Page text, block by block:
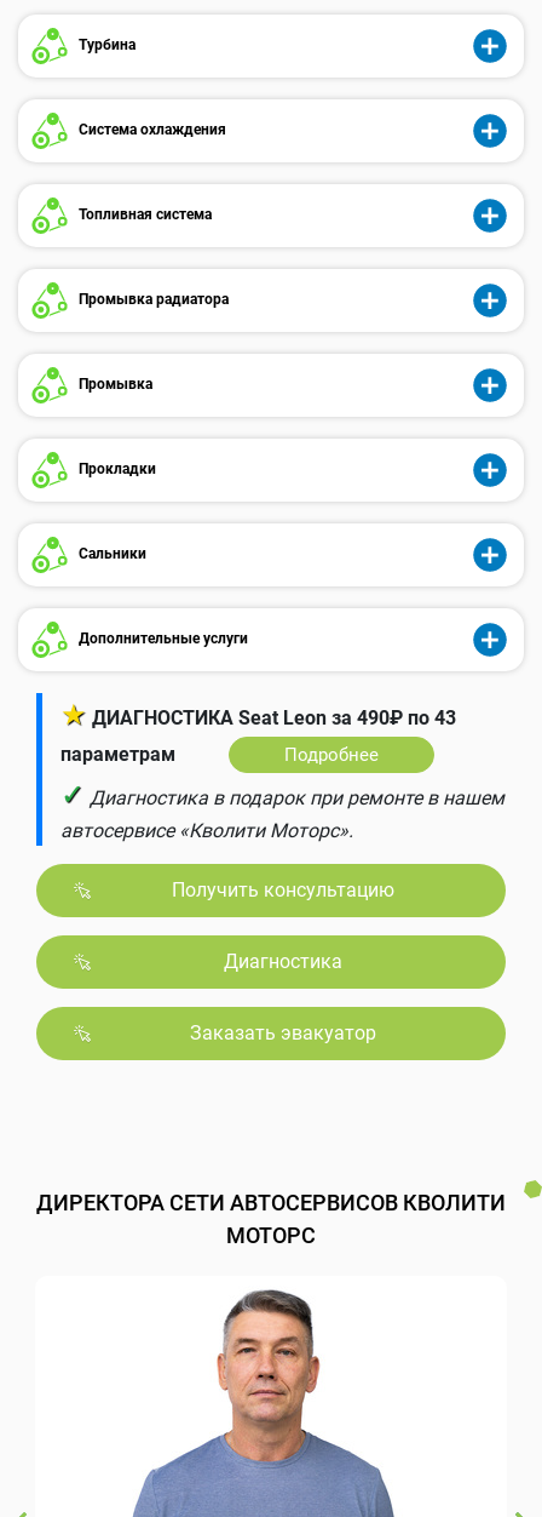
Турбина
Система охлаждения
Топливная система
Промывка радиатора
Промывка
Прокладки
Сальники
Дополнительные услуги
★ ДИАГНОСТИКА Seat Leon за 490₽ по 43
параметрам
Подробнее
✓ Диагностика в подарок при ремонте в нашем
автосервисе «Кволити Моторс».
Получить консультацию
Диагностика
Заказать эвакуатор
ДИРЕКТОРА СЕТИ АВТОСЕРВИСОВ КВОЛИТИ
МОТОРС